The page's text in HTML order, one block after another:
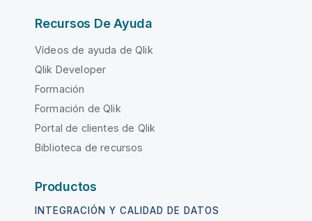
Recursos De Ayuda
Vídeos de ayuda de Qlik
Qlik Developer
Formación
Formación de Qlik
Portal de clientes de Qlik
Biblioteca de recursos
Productos
INTEGRACIÓN Y CALIDAD DE DATOS